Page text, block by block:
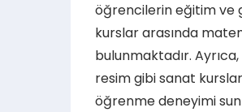
öğrencilerin eğitim ve
kurslar arasında
bulunmaktadır.
resim gibi sanat
öğrenme deneyimi